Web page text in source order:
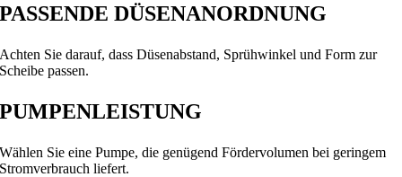
PASSENDE DÜSENANORDNUNG
Achten Sie darauf, dass Düsenabstand, Sprühwinkel und Form zur
Scheibe passen.
PUMPENLEISTUNG
Wählen Sie eine Pumpe, die genügend Fördervolumen bei geringem
Stromverbrauch liefert.